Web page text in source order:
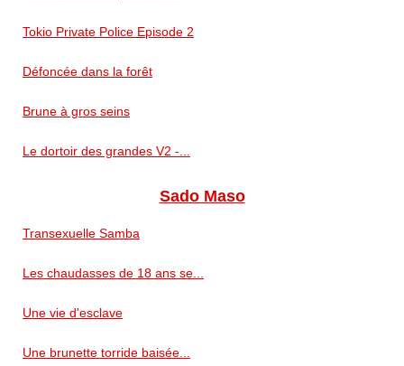
Tokio Private Police Episode 2
Défoncée dans la forêt
Brune à gros seins
Le dortoir des grandes V2 -...
Sado Maso
Transexuelle Samba
Les chaudasses de 18 ans se...
Une vie d'esclave
Une brunette torride baisée...